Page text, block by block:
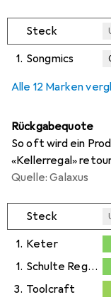
Steck
1. Songmics
Alle 12 Marken
Rückgabequote
So oft wird ein
«Kellerregal»
Quelle: Galaxus
Steck
1. Keter
1. Schulte Regalwelt
3. Toolcraft